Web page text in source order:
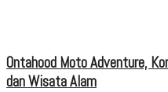
Ontahood Moto Adventure,
dan Wisata Alam